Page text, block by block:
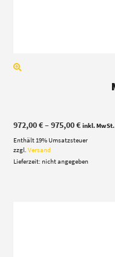
972,00€–975,00€
bis
inkl. MwSt.
Enthält 19% Umsatzsteuer
zzgl.Versand
Lieferzeit: nicht angegeben